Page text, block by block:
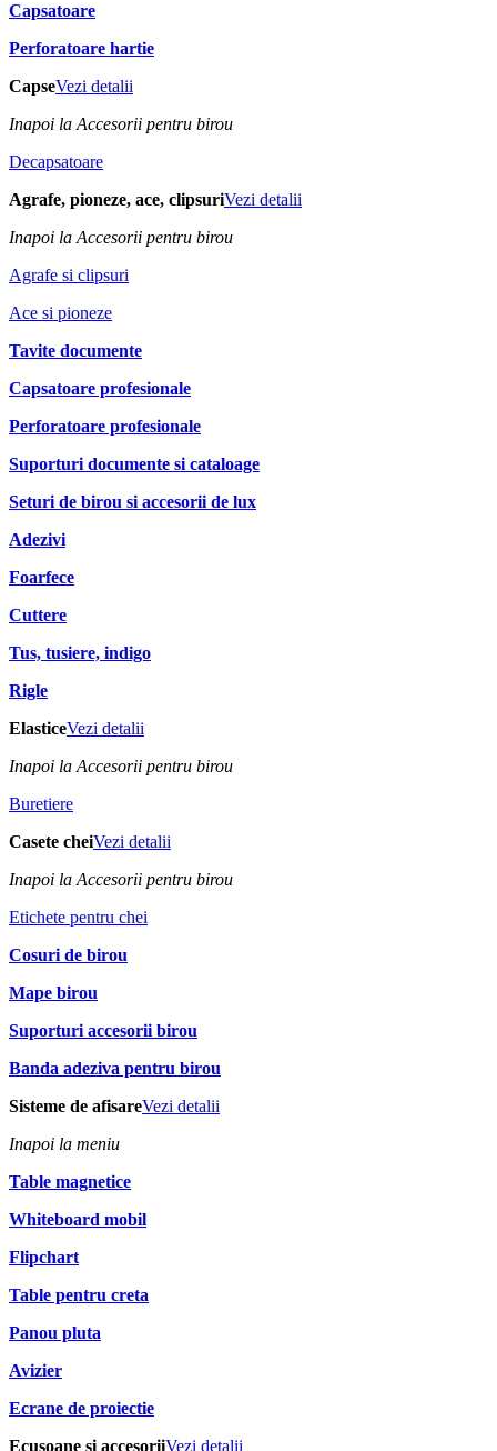
Capsatoare
Perforatoare hartie
CapseVezi detalii
Inapoi la Accesorii pentru birou
Decapsatoare
Agrafe, pioneze, ace, clipsuriVezi detalii
Inapoi la Accesorii pentru birou
Agrafe si clipsuri
Ace si pioneze
Tavite documente
Capsatoare profesionale
Perforatoare profesionale
Suporturi documente si cataloage
Seturi de birou si accesorii de lux
Adezivi
Foarfece
Cuttere
Tus, tusiere, indigo
Rigle
ElasticeVezi detalii
Inapoi la Accesorii pentru birou
Buretiere
Casete cheiVezi detalii
Inapoi la Accesorii pentru birou
Etichete pentru chei
Cosuri de birou
Mape birou
Suporturi accesorii birou
Banda adeziva pentru birou
Sisteme de afisareVezi detalii
Inapoi la meniu
Table magnetice
Whiteboard mobil
Flipchart
Table pentru creta
Panou pluta
Avizier
Ecrane de proiectie
Ecusoane si accesoriiVezi detalii